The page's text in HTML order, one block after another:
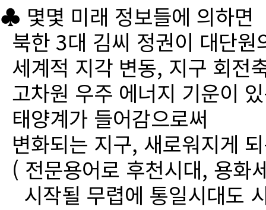
♣ 몇몇 미래 정보들에 의하면
북한 3대 김씨 정권이 대단
세계적 지각 변동, 지구 회전
고차원 우주 에너지 기운이
태양계가 들어감으로써
변화되는 지구, 새로워지게
( 전문용어로 후천시대, 용화
시작될 무렵에 통일시대도